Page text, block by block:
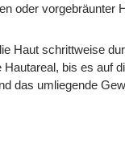
oder vorgebräunter
Haut schrittweise
bis es auf
das umliegende